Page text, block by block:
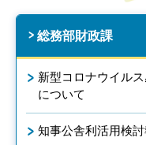
総務部財政課
新型コロナウイル
について
知事公舎利活用検